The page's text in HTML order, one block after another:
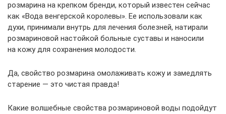
розмарина на крепком бренди, который известен сейчас
как «Вода венгерской королевы». Ее использовали как
духи, принимали внутрь для лечения болезней, натирали
розмариновой настойкой больные суставы и наносили
на кожу для сохранения молодости.
Да, свойство розмарина омолаживать кожу и замедлять
старение — это чистая правда!
Какие волшебные свойства розмариновой воды подойдут